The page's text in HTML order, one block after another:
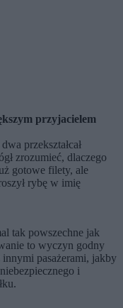
przyjacielem
przekształcał
zrozumieć, dlaczego
gotowe filety, ale
rybę w imię
tak powszechne jak
to wyczyn godny
pasażerami, jakby
i